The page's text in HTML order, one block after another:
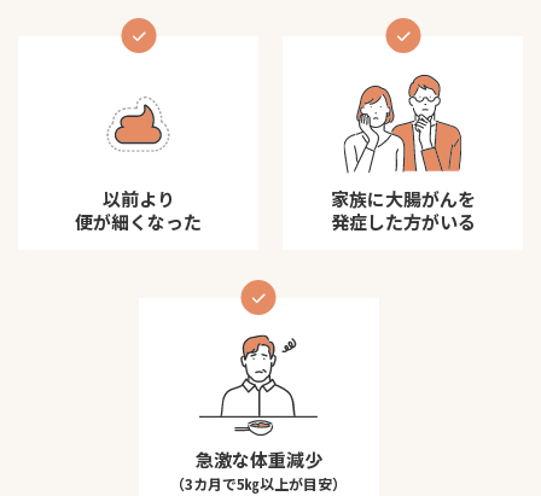
以前より
便が細くなった
家族に大腸がんを
発症した方がいる
急激な体重減少
（3カ月で5㎏以上が目安）